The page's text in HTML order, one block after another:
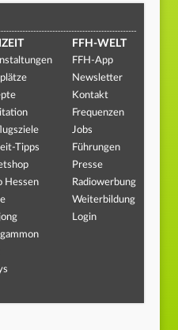
Tipps
Hessen
FFH-WELT
FFH-App
Newsletter
Kontakt
Frequenzen
Jobs
Führungen
Presse
Radiowerbung
Weiterbildung
Login